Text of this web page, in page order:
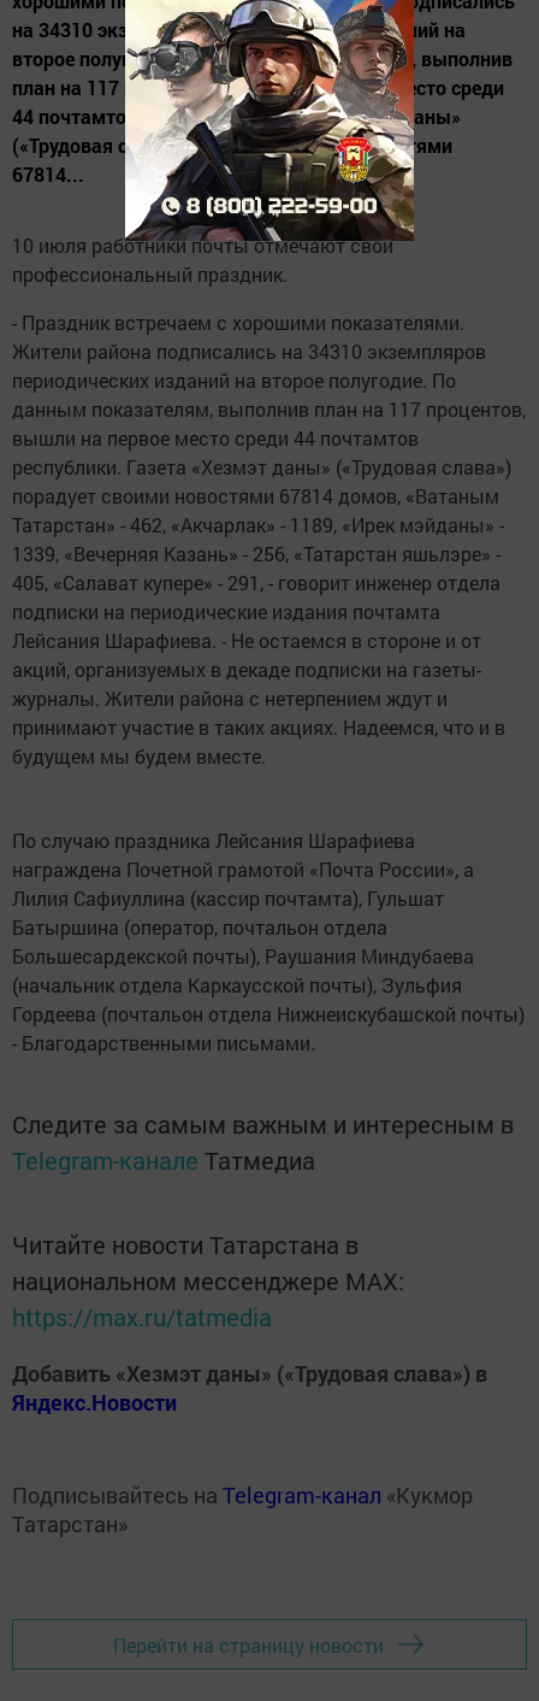
на 34310 экземпляров периодических изданий на
второе полугодие. По данным показателям, выполнив
план на 117 процентов, вышли на первое место среди
44 почтамтов республики. Газета «Хезмэт даны»
(«Трудовая слава») порадует своими новостями
67814...
10 июля работники почты отмечают свой
профессиональный праздник.
- Праздник встречаем с хорошими показателями.
Жители района подписались на 34310 экземпляров
периодических изданий на второе полугодие. По
данным показателям, выполнив план на 117 процентов,
вышли на первое место среди 44 почтамтов
республики. Газета «Хезмэт даны» («Трудовая слава»)
порадует своими новостями 67814 домов, «Ватаным
Татарстан» - 462, «Акчарлак» - 1189, «Ирек мэйданы» -
1339, «Вечерняя Казань» - 256, «Татарстан яшьлэре» -
405, «Салават купере» - 291, - говорит инженер отдела
подписки на периодические издания почтамта
Лейсания Шарафиева. - Не остаемся в стороне и от
акций, организуемых в декаде подписки на газеты-
журналы. Жители района с нетерпением ждут и
принимают участие в таких акциях. Надеемся, что и в
будущем мы будем вместе.
По случаю праздника Лейсания Шарафиева
награждена Почетной грамотой «Почта России», а
Лилия Сафиуллина (кассир почтамта), Гульшат
Батыршина (оператор, почтальон отдела
Большесардекской почты), Раушания Миндубаева
(начальник отдела Каркаусской почты), Зульфия
Гордеева (почтальон отдела Нижнеискубашской почты)
- Благодарственными письмами.
Следите за самым важным и интересным в
Telegram-канале Татмедиа
Читайте новости Татарстана в
национальном мессенджере MАХ:
https://max.ru/tatmedia
Добавить «Хезмэт даны» («Трудовая слава») в
Яндекс.Новости
Подписывайтесь на Telegram-канал «Кукмор
Татарстан»
Перейти на страницу новости